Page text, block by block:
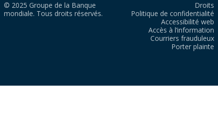
© 2025 Groupe de la Banque
mondiale. Tous droits réservés.
Droits
Politique de confidentialité
Accessibilité web
Accès à l’information
Courriers frauduleux
Porter plainte